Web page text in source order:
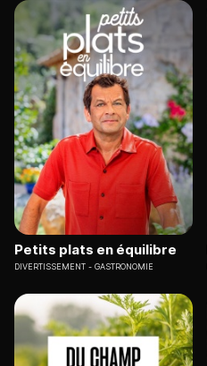
Petits plats en équilibre
DIVERTISSEMENT GASTRONOMIE